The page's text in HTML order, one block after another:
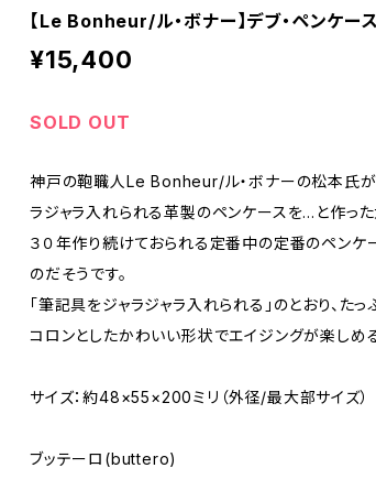
【Le Bonheur/ル・ボナー】デブ・ペンケー
¥15,400
SOLD OUT
神戸の鞄職人Le Bonheur/ル・ボナーの松本氏
ラジャラ入れられる革製のペンケースを…と作った
３０年作り続けておられる定番中の定番のペン
のだそうです。
「筆記具をジャラジャラ入れられる」のとおり、たっ
コロンとしたかわいい形状でエイジングが楽しめ
サイズ：約48×55×200ミリ（外径/最大部サイズ）
ブッテーロ(buttero)